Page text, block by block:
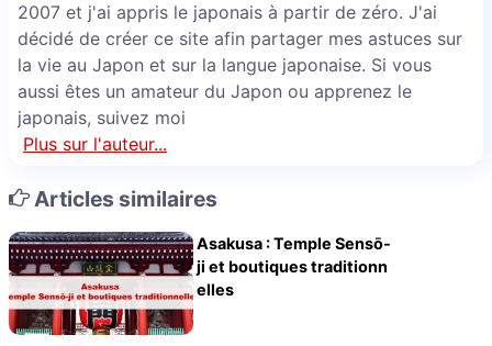
2007 et j'ai appris le japonais à partir de zéro. J'ai
décidé de créer ce site afin partager mes astuces sur
la vie au Japon et sur la langue japonaise. Si vous
aussi êtes un amateur du Japon ou apprenez le
japonais, suivez moi
Plus sur l'auteur...
Articles similaires
Asakusa : Temple Sensō-
ji et boutiques traditionn
elles